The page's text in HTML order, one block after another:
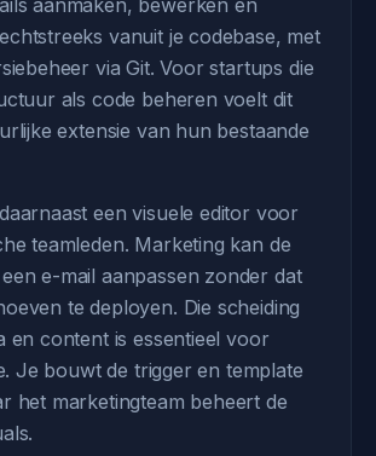
aanmaken, bewerken en
vanuit je codebase, met
via Git. Voor startups die
als code beheren voelt dit
extensie van hun bestaande
een visuele editor voor
teamleden. Marketing kan de
e-mail aanpassen zonder dat
te deployen. Die scheiding
en content is essentieel voor
Je bouwt de trigger en template
het marketingteam beheert de